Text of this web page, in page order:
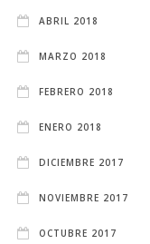
ABRIL 2018
MARZO 2018
FEBRERO 2018
ENERO 2018
DICIEMBRE 2017
NOVIEMBRE 2017
OCTUBRE 2017